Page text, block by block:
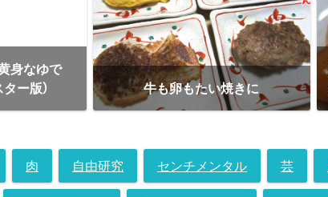
身なゆで
ー版）
牛も卵もたい焼きに
肉 自由研究 センチメンタル 芸